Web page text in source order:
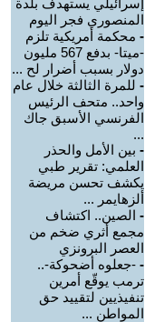
إسرائيلي يستهدف بلدة
المنصوري فجر اليوم
- محكمة أمريكية تلزم
-ميتا- بدفع 567 مليون
دولار بسبب أضرار لح ...
- للمرة الثالثة خلال عام
واحد.. متحف الرئيس
الفرنسي الأسبق جاك
...
- بين الأمل والحذر
العلمي: تقرير طبي
يكشف تحسن مريضة
ألزهايمر ...
- الصين.. اكتشاف
مجمع أثري ضخم من
العصر البرونزي
- -جعلوه أضحوكة-..
ترمب يوقّع أمرين
تنفيذيين لتقييد حق
المواطن ...